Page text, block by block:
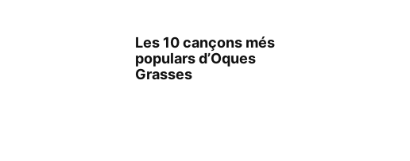
Les 10 cançons més
populars d’Oques
Grasses